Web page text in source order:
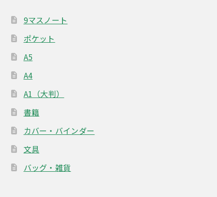
9マスノート
ポケット
A5
A4
A1（大判）
書籍
カバー・バインダー
文具
バッグ・雑貨